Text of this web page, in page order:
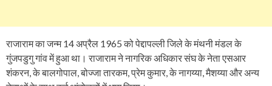
राजाराम का जन्म 14 अप्रैल 1965 को पेद्दापल्ली जिले के मंथनी मंडल के
गुंजपडुगु गांव में हुआ था। राजाराम ने नागरिक अधिकार संघ के नेता एसआर
शंकरन, के बालगोपाल, बोज्जा तारकम, प्रेम कुमार, के नागय्या, मैशय्या और अन्य